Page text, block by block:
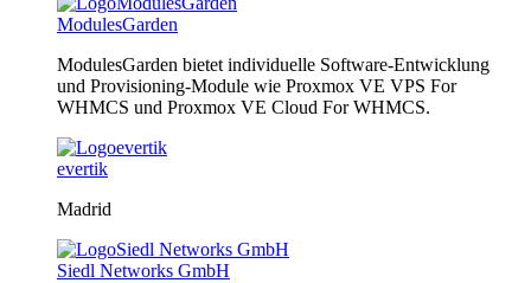
ModulesGarden
ModulesGarden bietet individuelle Software-Entwicklung
und Provisioning-Module wie Proxmox VE VPS For
WHMCS und Proxmox VE Cloud For WHMCS.
evertik
Madrid
Siedl Networks GmbH